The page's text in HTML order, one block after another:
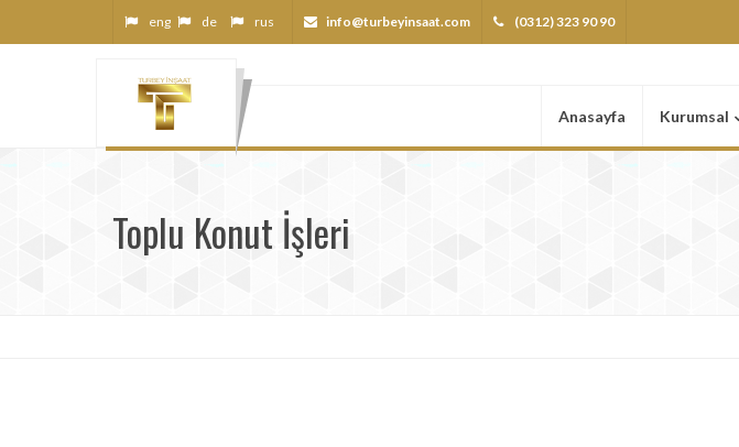
eng de rus info@turbeyinsaat.com (0312) 323 90 90
Anasayfa Kurumsal
Toplu Konut İşleri